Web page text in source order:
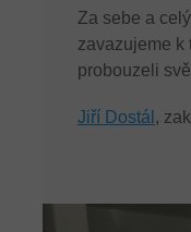
Za sebe a
zavazujeme k
probouzeli
Jiří Dostál ,